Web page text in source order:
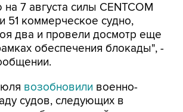
7 августа силы CENTCOM
51 коммерческое судно,
два и провели досмотр еще
обеспечения блокады", -
возобновили военно-
судов, следующих в